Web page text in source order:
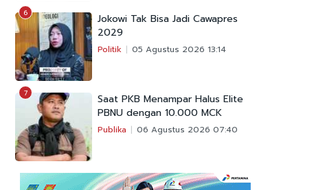
6
Jokowi Tak Bisa Jadi Cawapres
2029
Politik 05 Agustus 2026 13:14
7
Saat PKB Menampar Halus Elite
PBNU dengan 10.000 MCK
Publika 06 Agustus 2026 07:40